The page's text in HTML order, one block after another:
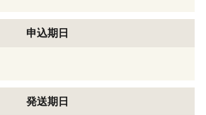
申込期日
発送期日